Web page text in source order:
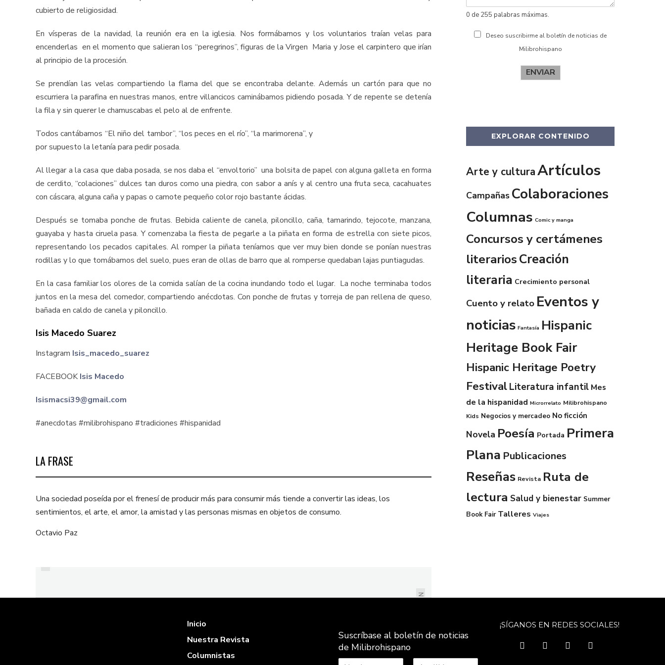
cubierto de religiosidad.
En vísperas de la navidad, la reunión era en la iglesia. Nos formábamos y los voluntarios traían velas para
encenderlas en el momento que salieran los “peregrinos”, figuras de la Virgen Maria y Jose el carpintero que irían
al principio de la procesión.
Se prendían las velas compartiendo la flama del que se encontraba delante. Además un cartón para que no
escurriera la parafina en nuestras manos, entre villancicos caminábamos pidiendo posada. Y de repente se detenía
la fila y sin querer le chamuscabas el pelo al de enfrente.
Todos cantábamos “El niño del tambor”, “los peces en el río”, “la marimorena”, y
por supuesto la letanía para pedir posada.
Al llegar a la casa que daba posada, se nos daba el “envoltorio” una bolsita de papel con alguna galleta en forma
de cerdito, “colaciones” dulces tan duros como una piedra, con sabor a anís y al centro una fruta seca, cacahuates
con cáscara, alguna caña y papas o camote pequeño color rojo bastante ácidas.
Después se tomaba ponche de frutas. Bebida caliente de canela, piloncillo, caña, tamarindo, tejocote, manzana,
guayaba y hasta ciruela pasa. Y comenzaba la fiesta de pegarle a la piñata en forma de estrella con siete picos,
representando los pecados capitales. Al romper la piñata teníamos que ver muy bien donde se ponían nuestras
rodillas y lo que tomábamos del suelo, pues eran de ollas de barro que al romperse quedaban lajas puntiagudas.
En la casa familiar los olores de la comida salían de la cocina inundando todo el lugar. La noche terminaba todos
juntos en la mesa del comedor, compartiendo anécdotas. Con ponche de frutas y torreja de pan rellena de queso,
bañada en caldo de canela y piloncillo.
Isis Macedo Suarez
Instagram Isis_macedo_suarez
FACEBOOKIsis Macedo
Isismacsi39@gmail.com
#anecdotas #milibrohispano #tradiciones #hispanidad
LA FRASE
Una sociedad poseída por el frenesí de producir más para consumir más tiende a convertir las ideas, los
sentimientos, el arte, el amor, la amistad y las personas mismas en objetos de consumo.
Octavio Paz
SANTORO
NEXT
JULIO GARZÓN
0 de 255 palabras máximas.
Deseo suscribirme al boletín de noticias de
Milibrohispano
ENVIAR
EXPLORAR CONTENIDO
Arte y culturaArtículos
Campañas Colaboraciones
Columnas Comic y manga
Concursos y certámenes
literariosCreación
literaria Crecimiento personal
Cuento y relato Eventos y
noticias Fantasía Hispanic
Heritage Book Fair
Hispanic Heritage Poetry
FestivalLiteratura infantil Mes
de la hispanidad Microrrelato Milibrohispano
Kids Negocios y mercadeo No ficción
Novela Poesía Portada Primera
Plana Publicaciones
Reseñas Revista Ruta de
lectura Salud y bienestar Summer
Book Fair Talleres Viajes
Inicio
Nuestra Revista
Columnistas
Suscríbase al boletín de noticias
de Milibrohispano
¡SÍGANOS EN REDES SOCIALES!
facebooktwitter instagramyoutube